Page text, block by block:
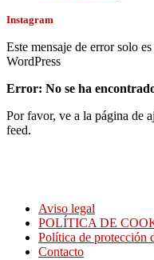
Instagram
Este mensaje de error solo
WordPress
Error: No se ha
Por favor, ve a la página de
feed.
Aviso legal
POLÍTICA DE
Política de protección
Contacto